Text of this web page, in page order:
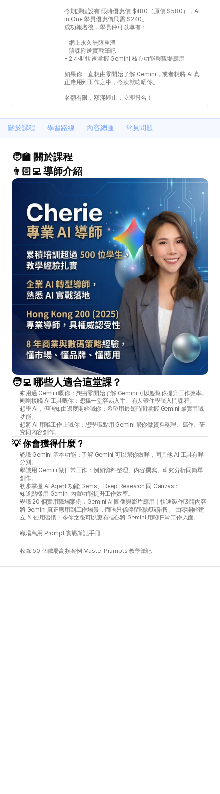
今期課程設有 限時優惠價 $480（原價 $580），AI
in One 學員優惠價只需 $240。
成功報名後，學員仲可以享有：
- 網上永久無限重溫
- 隨課附送實戰筆記
- 2 小時快速掌握 Gemini 核心功能與職場應用
如果你一直想由零開始了解 Gemini，或者想將 AI 真
正應用到工作之中，今次就啱晒你。
名額有限，額滿即止，立即報名！
關於課程 學習路線 內容總匯 常見問題
🧑‍🏫 關於課程
👨🏻‍💻 導師介紹
🧑‍💻 哪些人適合這堂課？
剛剛接觸 AI 工具嘅你：想搵一堂容易入手、有人帶住學嘅入門課程。
想學 AI，但唔知由邊度開始嘅你：希望用最短時間掌握 Gemini 最實用嘅
功能。
想將 AI 用喺工作上嘅你：想學識點用 Gemini 幫你做資料整理、寫作、研
究同內容創作。
💡 你會獲得什麼？
認識 Gemini 基本功能：了解 Gemini 可以幫你做咩，同其他 AI 工具有咩
分別。
學識用 Gemini 做日常工作：例如資料整理、內容撰寫、研究分析同簡單
創作。
初步掌握 AI Agent 功能 Gems、Deep Research 同 Canvas：
知道點樣用 Gemini 內置功能提升工作效率。
學識 20 個實用職場案例：Gemini AI 圖像與影片應用｜快速製作吸睛內容
將 Gemini 真正應用到工作場景，而唔只係停留喺試玩階段。 由零開始建
立 AI 使用習慣：令你之後可以更有信心將 Gemini 用喺日常工作入面。
職場萬用 Prompt 實戰筆記手冊
收錄 50 個職場高頻案例 Master Prompts 教學筆記